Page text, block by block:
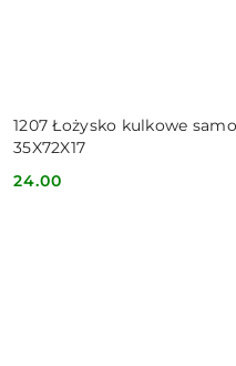
1207 Łożysko kulkowe
35X72X17
Cena:
24.00